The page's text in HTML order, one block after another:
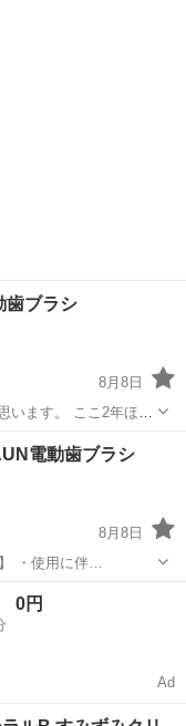
歯ブラシ
8月8日
が中古品であること
電動歯ブラシ
8月8日
】 ・使用に伴…
0円
Ad